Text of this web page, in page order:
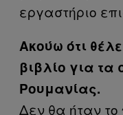
εργαστήριο
Ακούω ότι
βιβλίο για τα
Ρουμανίας.
Δεν θα ήταν το